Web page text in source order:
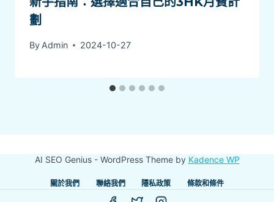
劃
By Admin 2024-10-27
AI SEO Genius - WordPress Theme by Kadence WP
關於我們 聯絡我們 隱私政策 條款和條件